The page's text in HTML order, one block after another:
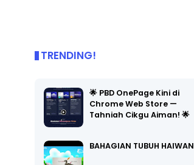
TRENDING!
🌟 PBD OnePage Kini di
Chrome Web Store —
Tahniah Cikgu Aiman! 🌟
BAHAGIAN TUBUH HAIWAN